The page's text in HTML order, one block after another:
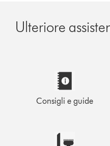
Ulteriore
Consigli e guide